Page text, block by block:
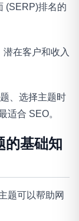
(SERP)排名的
在客户和收入
、选择主题时
适合 SEO。
的基础知
题可以帮助网